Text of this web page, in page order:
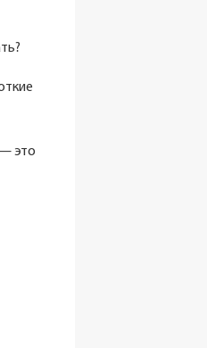
это